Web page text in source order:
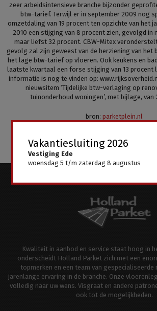
zeer arbeidsintensieve branche bijzonder
btw-tarief. Terwijl er in september 2009 nog
omzetdaling van 19 procent ten opzichte van het
2010 een stijging van 8 procent zien, gevolgd in
maar liefst 32 procent. CBW-Mitex
gevolg zal zijn geweest van de herziening van het
het lage btw-tarief op vloeren. Ook keukens en
laatste kwartaal een forse stijging van 13 procent
informatie is nog te vinden op:
nieuwsitem ‘Tijdelijke btw-verlaging op
tuinonderhoud woningen’, met bijlage, van
bron: parketplein.nl
Kwaliteit in aanbod en service staat hoog in
onderscheidt Holland Parket zich met een
topmerken en een team van gespecialiseerde
jarenlange ervaring in de branche. Onze
volledig naar uw wens. Visgraat en andere
ook tot de mogelijkheden.
Vakantiesluiting 2026
Vestiging Ede
woensdag 5 t/m zaterdag 8 augustus